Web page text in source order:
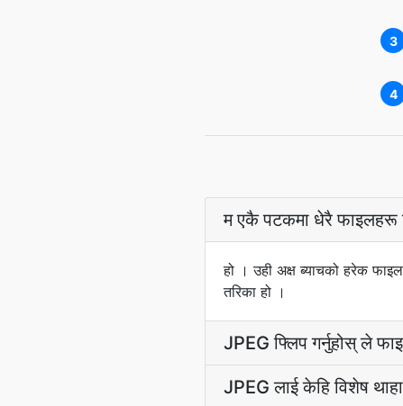
3
4
म एकै पटकमा धेरै फाइलहरू
हो । उही अक्ष ब्याचको हरेक
तरिका हो ।
JPEG फ्लिप गर्नुहोस् ले
JPEG लाई केहि विशेष